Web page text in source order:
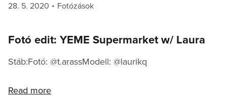
Posted
28. 5. 2020 Categories
Fotózások
Fotó edit: YEME Supermarket w/ Laura
Stáb:Fotó: @t.arassModell: @laurikq
Read more